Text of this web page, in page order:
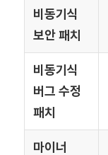
비동기식
보안 패치
비동기식
버그 수정
패치
마이너